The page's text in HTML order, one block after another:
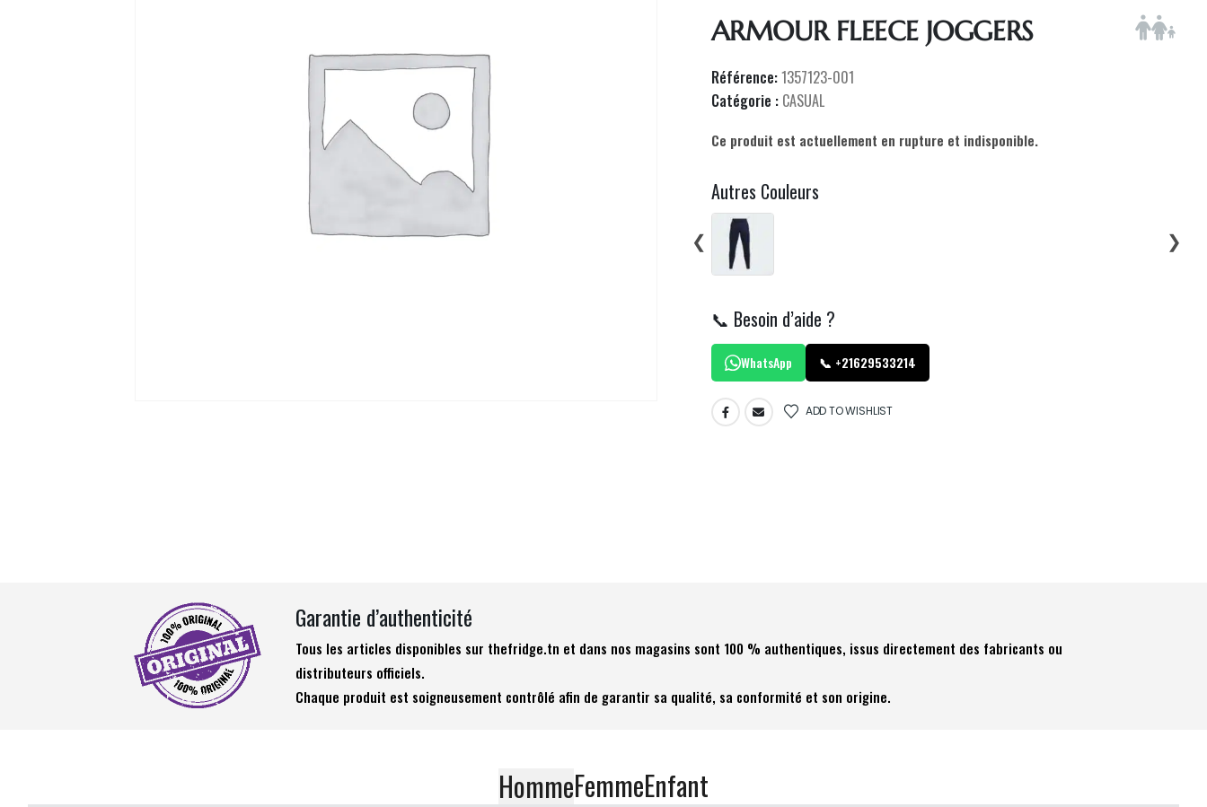
ARMOUR FLEECE JOGGERS
Référence:1357123-001
Catégorie : CASUAL
Ce produit est actuellement en rupture et indisponible.
Autres Couleurs
❮
❯
📞 Besoin d’aide ?
WhatsApp 📞 +21629533214
ADD TO WISHLIST
Garantie d’authenticité
Tous les articles disponibles sur thefridge.tn et dans nos magasins sont 100 % authentiques, issus directement des fabricants ou
distributeurs officiels.
Chaque produit est soigneusement contrôlé afin de garantir sa qualité, sa conformité et son origine.
HommeFemmeEnfant